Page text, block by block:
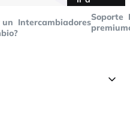
a
un IntercambiadoresSoporte
premium